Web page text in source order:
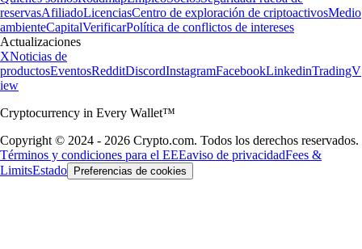
reservasAfiliadoLicenciasCentro de exploración de criptoactivosMedio
ambienteCapitalVerificarPolítica de conflictos de intereses
Actualizaciones
XNoticias de
productosEventosRedditDiscordInstagramFacebookLinkedinTradingV
iew
Cryptocurrency in Every Wallet™
Copyright © 2024 - 2026 Crypto.com. Todos los derechos reservados.
Términos y condiciones para el EEEaviso de privacidadFees &
LimitsEstado Preferencias de cookies